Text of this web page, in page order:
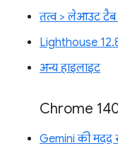
तत्व > लेआउट टैब
Lighthouse
अन्य हाइलाइट
Chrome
Gemini की मदद